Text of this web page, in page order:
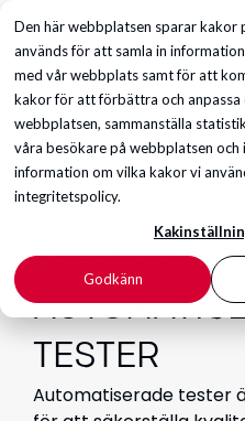
Den här webbplatsen sparar kakor
används för att samla in
med vår webbplats samt för att
kakor för att förbättra och anpassa
webbplatsen, sammanställa
våra besökare på webbplatsen och
information om vilka kakor vi
integritetspolicy.
Godkänn
FRAMGÅNGSRIKT
12
TESTER
Automatiserade tester